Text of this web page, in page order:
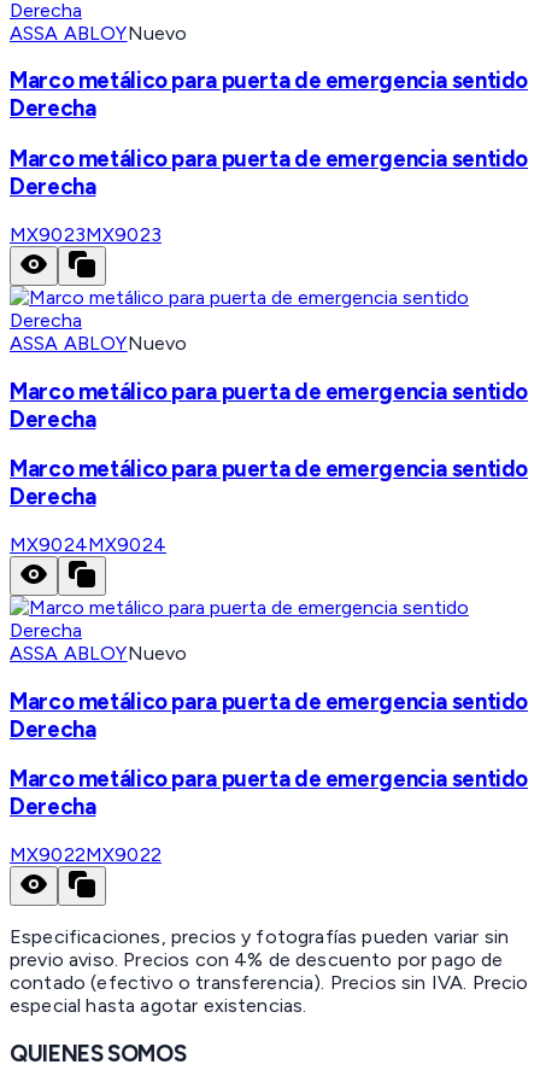
ASSA ABLOYNuevo
Marco metálico para puerta de emergencia sentido
Derecha
Marco metálico para puerta de emergencia sentido
Derecha
MX9023MX9023
ASSA ABLOYNuevo
Marco metálico para puerta de emergencia sentido
Derecha
Marco metálico para puerta de emergencia sentido
Derecha
MX9024MX9024
ASSA ABLOYNuevo
Marco metálico para puerta de emergencia sentido
Derecha
Marco metálico para puerta de emergencia sentido
Derecha
MX9022MX9022
Especificaciones, precios y fotografías pueden variar sin
previo aviso. Precios con 4% de descuento por pago de
contado (efectivo o transferencia). Precios sin IVA. Precio
especial hasta agotar existencias.
QUIENES SOMOS